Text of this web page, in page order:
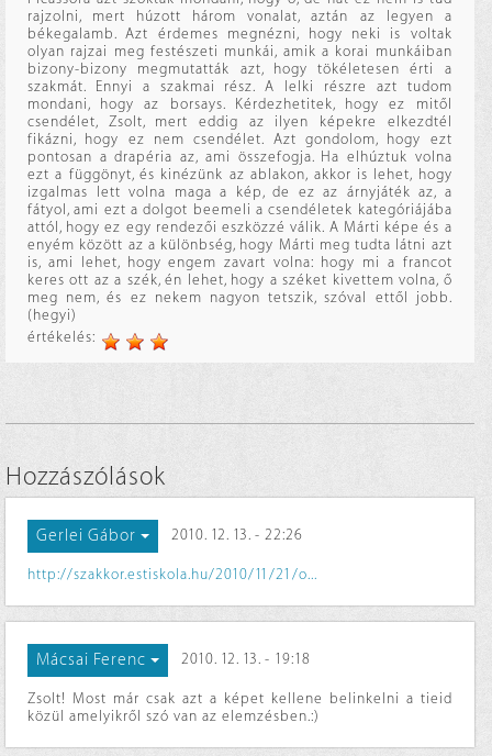
rajzolni, mert húzott három vonalat, aztán az legyen a
békegalamb. Azt érdemes megnézni, hogy neki is voltak
olyan rajzai meg festészeti munkái, amik a korai munkáiban
bizony-bizony megmutatták azt, hogy tökéletesen érti a
szakmát. Ennyi a szakmai rész. A lelki részre azt tudom
mondani, hogy az borsays. Kérdezhetitek, hogy ez mitől
csendélet, Zsolt, mert eddig az ilyen képekre elkezdtél
fikázni, hogy ez nem csendélet. Azt gondolom, hogy ezt
pontosan a drapéria az, ami összefogja. Ha elhúztuk volna
ezt a függönyt, és kinézünk az ablakon, akkor is lehet, hogy
izgalmas lett volna maga a kép, de ez az árnyjáték az, a
fátyol, ami ezt a dolgot beemeli a csendéletek kategóriájába
attól, hogy ez egy rendezői eszközzé válik. A Márti képe és a
enyém között az a különbség, hogy Márti meg tudta látni azt
is, ami lehet, hogy engem zavart volna: hogy mi a francot
keres ott az a szék, én lehet, hogy a széket kivettem volna, ő
meg nem, és ez nekem nagyon tetszik, szóval ettől jobb.
(hegyi)
értékelés:
Hozzászólások
Gerlei Gábor 2010. 12. 13. - 22:26
http://szakkor.estiskola.hu/2010/11/21/o...
Mácsai Ferenc 2010. 12. 13. - 19:18
Zsolt! Most már csak azt a képet kellene belinkelni a tieid
közül amelyikről szó van az elemzésben.:)